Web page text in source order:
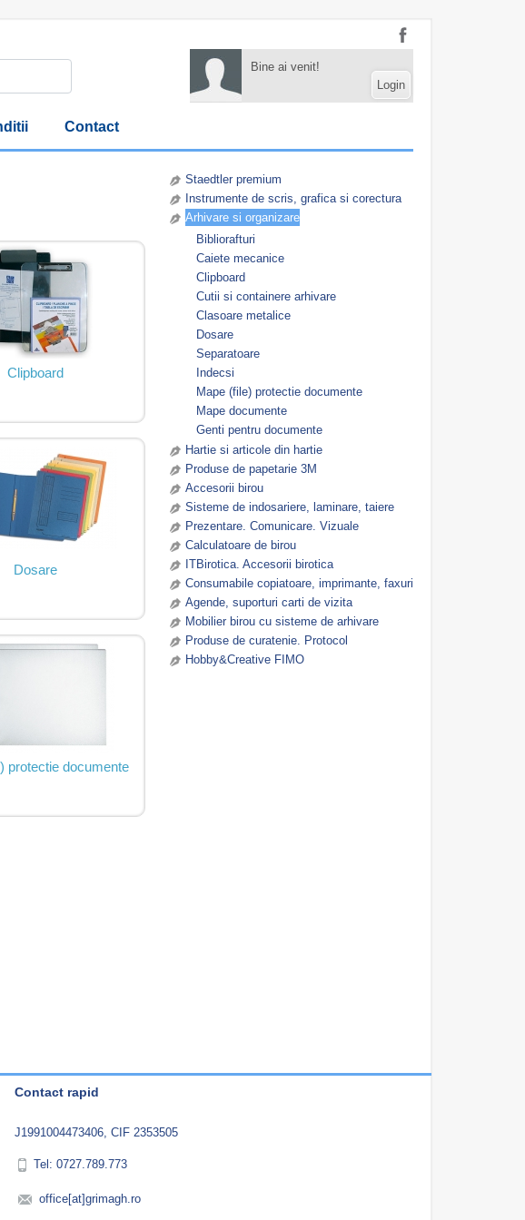
Bine ai venit!
Login
Contact
Staedtler premium
Instrumente de scris, grafica si corectura
Arhivare si organizare
Bibliorafturi
Caiete mecanice
Clipboard
Cutii si containere arhivare
Clasoare metalice
Dosare
Separatoare
Indecsi
Mape (file) protectie documente
Mape documente
Genti pentru documente
Hartie si articole din hartie
Produse de papetarie 3M
Accesorii birou
Sisteme de indosariere, laminare, taiere
Prezentare. Comunicare. Vizuale
Calculatoare de birou
ITBirotica. Accesorii birotica
Consumabile copiatoare, imprimante, faxuri
Agende, suporturi carti de vizita
Mobilier birou cu sisteme de arhivare
Produse de curatenie. Protocol
Hobby&Creative FIMO
Clipboard
Dosare
protectie documente
Contact rapid
J1991004473406, CIF 2353505
Tel: 0727.789.773
office[at]grimagh.ro